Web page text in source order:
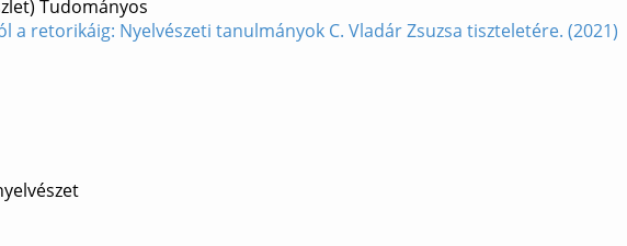
Tudományos
a retorikáig: Nyelvészeti tanulmányok C. Vladár Zsuzsa tiszteletére. (2021)